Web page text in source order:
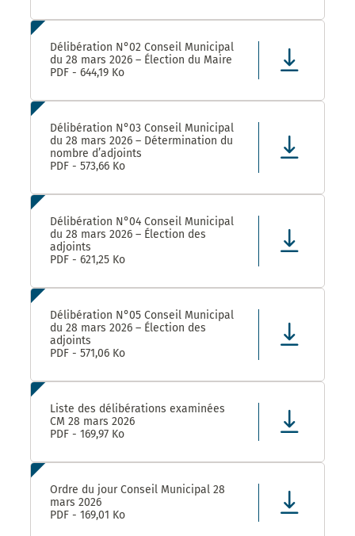
Délibération N°02 Conseil Municipal
du 28 mars 2026 – Élection du Maire
PDF - 644,19 Ko
Délibération N°03 Conseil Municipal
du 28 mars 2026 – Détermination du
nombre d’adjoints
PDF - 573,66 Ko
Délibération N°04 Conseil Municipal
du 28 mars 2026 – Élection des
adjoints
PDF - 621,25 Ko
Délibération N°05 Conseil Municipal
du 28 mars 2026 – Élection des
adjoints
PDF - 571,06 Ko
Liste des délibérations examinées
CM 28 mars 2026
PDF - 169,97 Ko
Ordre du jour Conseil Municipal 28
mars 2026
PDF - 169,01 Ko